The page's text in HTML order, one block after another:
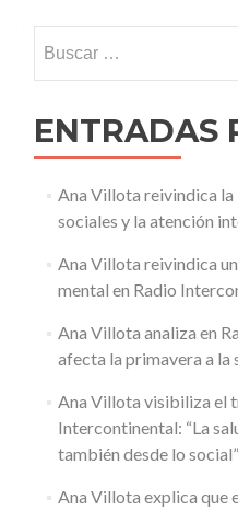
ENTRADAS
Ana Villota reivindica
sociales y la atención
Ana Villota reivindica
mental en Radio
Ana Villota analiza en
afecta la primavera a la
Ana Villota visibiliza el
Intercontinental: “La
también desde lo social”
Ana Villota explica que